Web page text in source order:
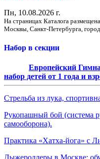
Пн, 10.08.2026 г.
На страницах Каталога
Москвы, Санкт-Петербурга,
Набор в секции
Европейский
набор детей от 1 года и
Стрельба из лука,
Рукопашный бой (система
самооборона).
Практика «Хатха-йога» с
Лыжероллеры в Москве: